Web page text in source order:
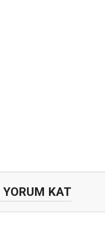
YORUM KAT